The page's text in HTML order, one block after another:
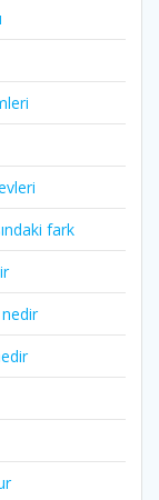
fark